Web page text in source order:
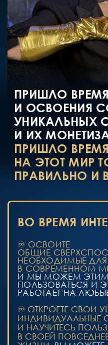
ВО ВРЕМЯ ИНТЕНСИВА
♾️ ОСВОИТЕ
ОБЩИЕ СВЕРХСПОСОБНОСТИ
НЕОБХОДИМЫЕ ДЛЯ ЖИЗНИ
В СОВРЕМЕННОМ МИРЕ. МЫ
И МЫ МОЖЕМ ЭТИМИ
♾️ ОТКРОЕТЕ СВОИ УНИКАЛЬНЫЕ
ИНДИВИДУАЛЬНЫЕ
И НАУЧИТЕСЬ
В СВОЕЙ ПОВСЕДНЕВНОЙ И
УКРЕПЛЯТЬ ВО ВРЕМЯ
ВЫ МОЖЕТЕ УЗНАТЬ О НИХ ВО
КУРСА.
У КАЖДОГО ЧЕЛОВЕКА ЕСТЬ
УНИКАЛЬНЫЕ СПОСОБНОСТИ
В РАЗНЫХ ОБЛАСТЯХ:
КОНТАКТ, СПОСОБНОСТЬ
УДАЧУ, СПОСОБНОСТЬ
СЧАСТЛИВЫМИ,
В НАС СКРЫВАЮТСЯ.
ЛЮДЯМ И НА КОТОРЫХ МЫ
ЗАРАБАТЫВАТЬ
ДОСТОЙНЫЕ ДЕНЬГИ.
А КАКОЙ СВОЙ
РАСКРЫТЬ ВЫ?
КАК ПРОХОДИТ
ИНТЕНСИВ